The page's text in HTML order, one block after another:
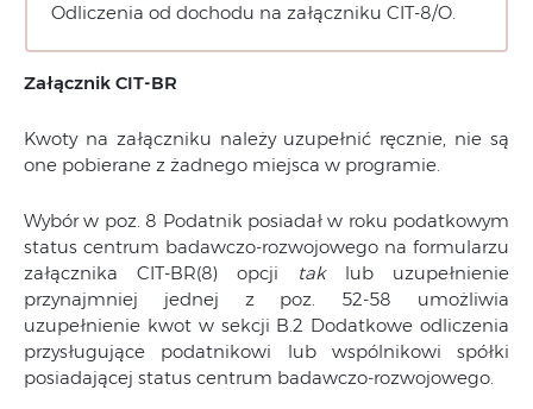
Odliczenia od dochodu na załączniku CIT-8/O.
Załącznik CIT-BR
Kwoty na załączniku należy uzupełnić ręcznie, nie są
one pobierane z żadnego miejsca w programie.
Wybór w poz. 8 Podatnik posiadał w roku podatkowym
status centrum badawczo-rozwojowego na formularzu
załącznika CIT-BR(8) opcji
taklub uzupełnienie
przynajmniej jednej z poz. 52-58 umożliwia
uzupełnienie kwot w sekcji B.2 Dodatkowe odliczenia
przysługujące podatnikowi lub wspólnikowi spółki
posiadającej status centrum badawczo-rozwojowego.